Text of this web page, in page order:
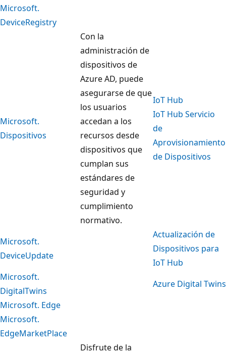
Microsoft.
DeviceRegistry
Microsoft.
Dispositivos
Con la
administración de
dispositivos de
Azure AD, puede
asegurarse de que
los usuarios
accedan a los
recursos desde
dispositivos que
cumplan sus
estándares de
seguridad y
cumplimiento
normativo.
IoT Hub
IoT Hub Servicio
de
Aprovisionamiento
de Dispositivos
Microsoft.
DeviceUpdate
Actualización de
Dispositivos para
IoT Hub
Microsoft.
DigitalTwins
Azure Digital Twins
Microsoft. Edge
Microsoft.
EdgeMarketPlace
Disfrute de la